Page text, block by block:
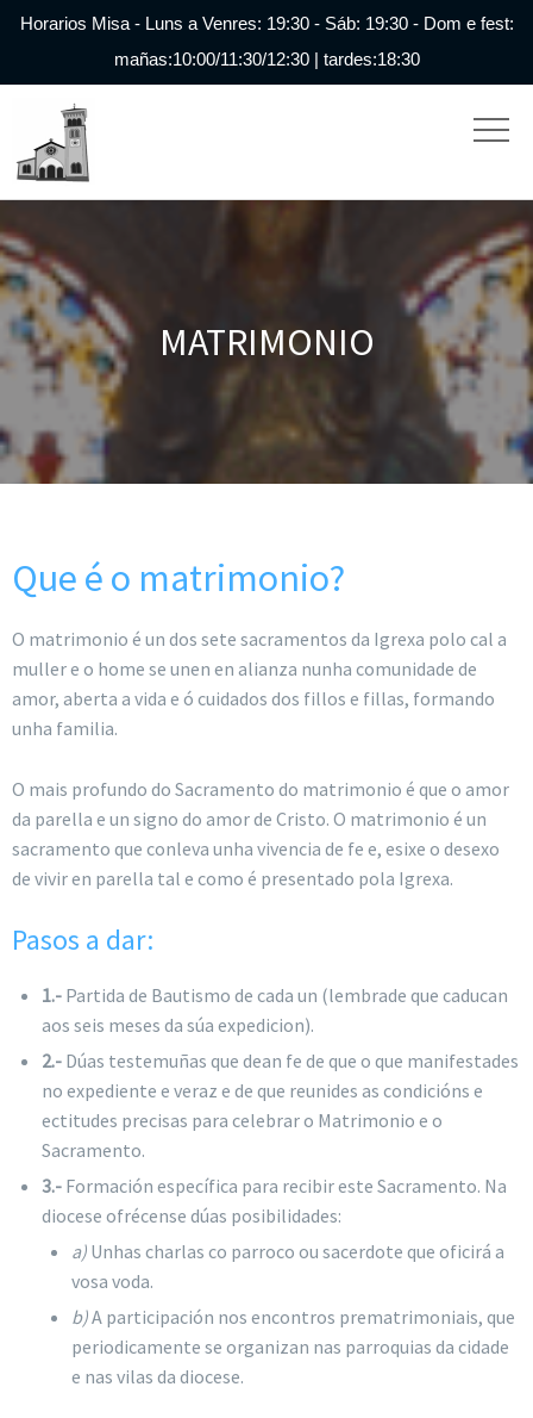
Horarios Misa - Luns a Venres: 19:30 - Sáb: 19:30 - Dom e fest:
mañas:10:00/11:30/12:30 | tardes:18:30
MATRIMONIO
Que é o matrimonio?
O matrimonio é un dos sete sacramentos da Igrexa polo cal a
muller e o home se unen en alianza nunha comunidade de
amor, aberta a vida e ó cuidados dos fillos e fillas, formando
unha familia.
O mais profundo do Sacramento do matrimonio é que o amor
da parella e un signo do amor de Cristo. O matrimonio é un
sacramento que conleva unha vivencia de fe e, esixe o desexo
de vivir en parella tal e como é presentado pola Igrexa.
Pasos a dar:
1.- Partida de Bautismo de cada un (lembrade que caducan
aos seis meses da súa expedicion).
2.- Dúas testemuñas que dean fe de que o que manifestades
no expediente e veraz e de que reunides as condicións e
ectitudes precisas para celebrar o Matrimonio e o
Sacramento.
3.- Formación específica para recibir este Sacramento. Na
diocese ofrécense dúas posibilidades:
a) Unhas charlas co parroco ou sacerdote que oficirá a
vosa voda.
b)A participación nos encontros prematrimoniais, que
periodicamente se organizan nas parroquias da cidade
e nas vilas da diocese.